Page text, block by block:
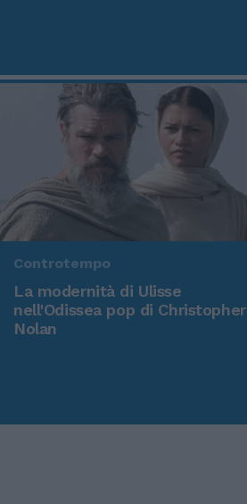
Controtempo
La modernità di Ulisse
nell'Odissea pop di Christopher
Nolan